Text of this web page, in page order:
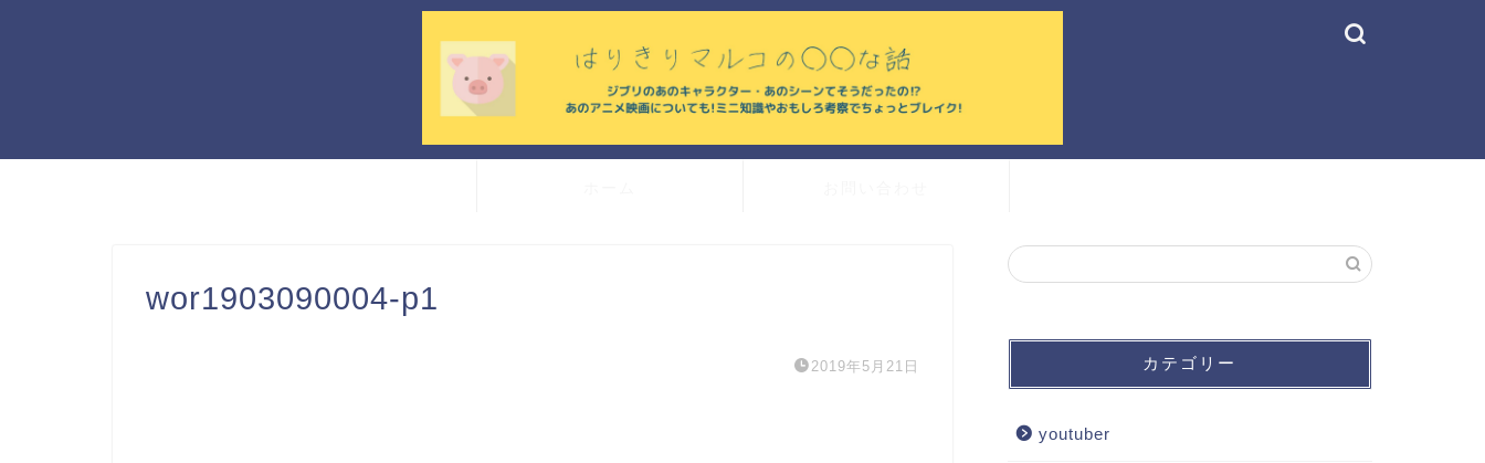
wor1903090004-p1
2019年5月21日 カテゴリー
youtuber